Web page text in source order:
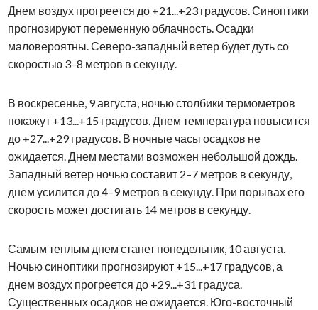
Днем воздух прогреется до +21...+23 градусов. Синоптики
прогнозируют переменную облачность. Осадки
маловероятны. Северо-западный ветер будет дуть со
скоростью 3–8 метров в секунду.
В воскресенье, 9 августа, ночью столбики термометров
покажут +13...+15 градусов. Днем температура повысится
до +27...+29 градусов. В ночные часы осадков не
ожидается. Днем местами возможен небольшой дождь.
Западный ветер ночью составит 2–7 метров в секунду,
днем усилится до 4–9 метров в секунду. При порывах его
скорость может достигать 14 метров в секунду.
Самым теплым днем станет понедельник, 10 августа.
Ночью синоптики прогнозируют +15...+17 градусов, а
днем воздух прогреется до +29...+31 градуса.
Существенных осадков не ожидается. Юго-восточный